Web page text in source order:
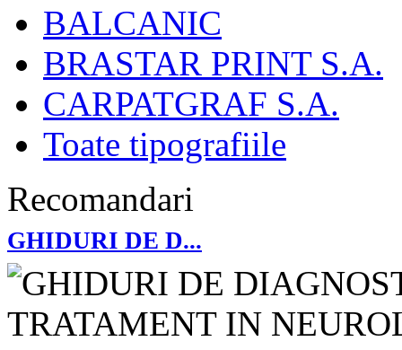
BALCANIC
BRASTAR PRINT S.A.
CARPATGRAF S.A.
Toate tipografiile
Recomandari
GHIDURI DE D...